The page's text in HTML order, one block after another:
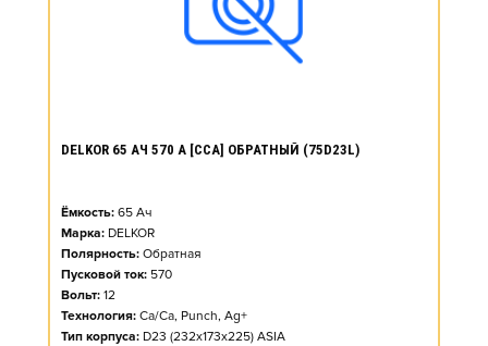
DELKOR 65 АЧ 570 А [CCA] ОБРАТНЫЙ (75D23L)
Ёмкость: 65 Ач
Марка: DELKOR
Полярность: Обратная
Пусковой ток: 570
Вольт: 12
Технология: Ca/Ca, Punch, Ag+
Тип корпуса: D23 (232x173x225) ASIA